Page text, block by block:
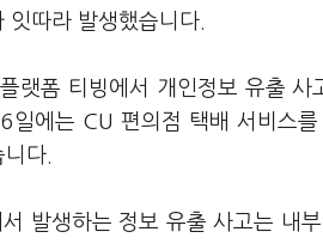
따라 발생했습니다.
랫폼 티빙에서 개인정보 유출 사
일에는 CU 편의점 택배 서비스
다.
발생하는 정보 유출 사고는 내